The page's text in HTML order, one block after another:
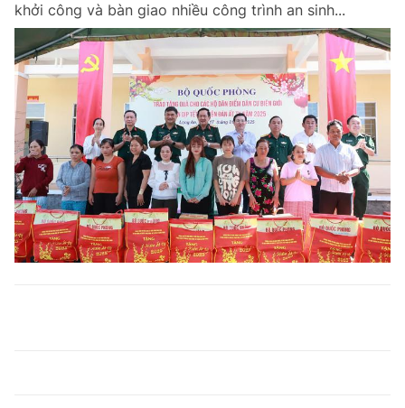
khởi công và bàn giao nhiều công trình an sinh...